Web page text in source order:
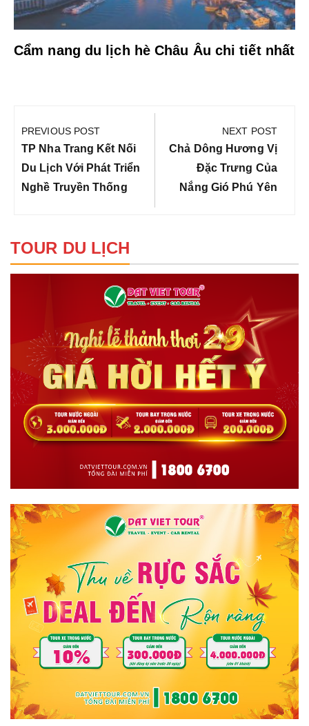
Cẩm nang du lịch hè Châu Âu chi tiết nhất
hướng
bài
viết
PREVIOUS POST
Previous
Post:
TP Nha Trang Kết Nối
Du Lịch Với Phát Triển
Nghề Truyền Thống
NEXT POST
Next
Post:
Chả Dông Hương Vị
Đặc Trưng Của
Nắng Gió Phú Yên
TOUR DU LỊCH